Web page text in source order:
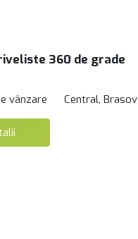
360 de grade
vânzare Central, Brasov